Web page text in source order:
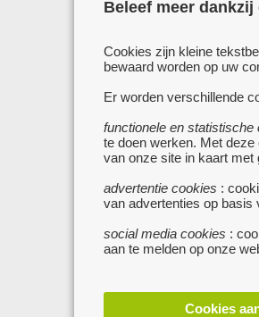
Beleef meer
Cookies zijn kleine
bewaard worden op uw
Er worden verschillende
functionele en statistische
te doen werken. Met
van onze site in kaart met
advertentie cookies :
van advertenties op basis
social media cookies :
aan te melden op onze
Cookies